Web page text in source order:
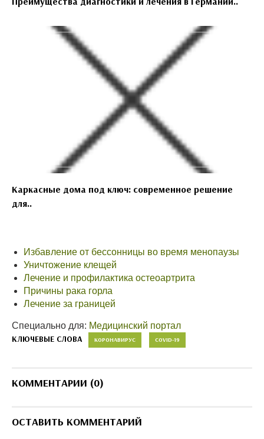
Каркасные дома под ключ: современное решение
для..
Избавление от бессонницы во время менопаузы
Уничтожение клещей
Лечение и профилактика остеоартрита
Причины рака горла
Лечение за границей
Специально для: Медицинский портал
КЛЮЧЕВЫЕ СЛОВА КОРОНАВИРУС COVID-19
КОММЕНТАРИИ (0)
ОСТАВИТЬ КОММЕНТАРИЙ